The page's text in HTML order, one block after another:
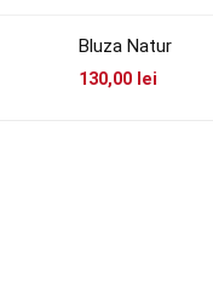
Bluza Natur
130,00 lei